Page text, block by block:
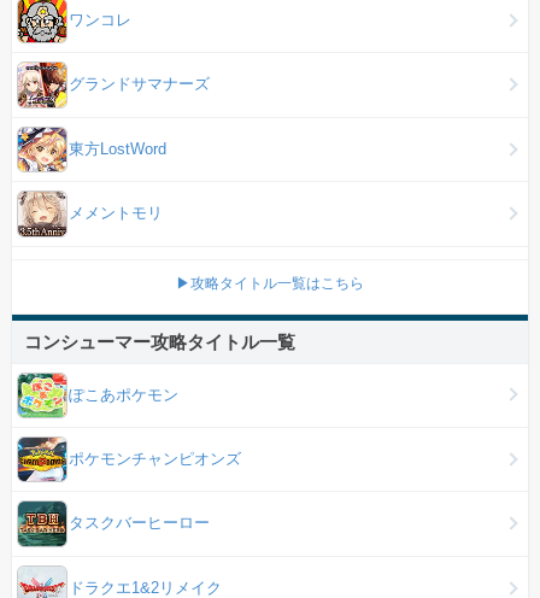
ワンコレ
グランドサマナーズ
東方LostWord
メメントモリ
▶攻略タイトル一覧はこちら
コンシューマー攻略タイトル一覧
ぽこあポケモン
ポケモンチャンピオンズ
タスクバーヒーロー
ドラクエ1&2リメイク